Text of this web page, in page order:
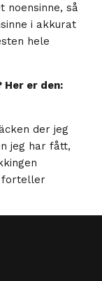
noensinne, så
i akkurat
hele
Her er den:
der jeg
jeg har fått,
forteller